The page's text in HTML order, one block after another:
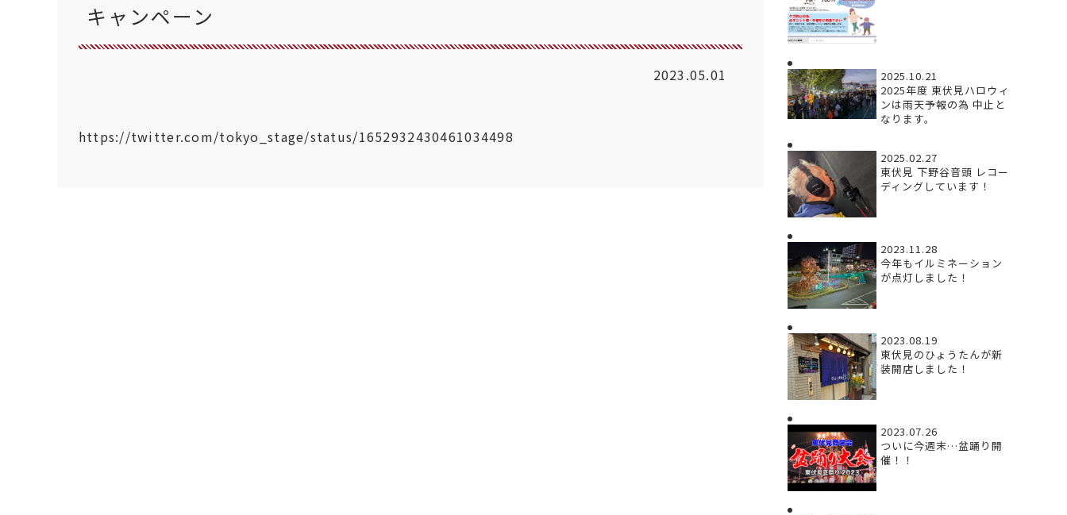
キャンペーン
2023.05.01
https://twitter.com/tokyo_stage/status/1652932430461034498
2025.10.21
2025年度 東伏見ハロウィ
ンは雨天予報の為 中止と
なります。
2025.02.27
東伏見 下野谷音頭 レコー
ディングしています！
2023.11.28
今年もイルミネーション
が点灯しました！
2023.08.19
東伏見のひょうたんが新
装開店しました！
2023.07.26
ついに今週末…盆踊り開
催！！